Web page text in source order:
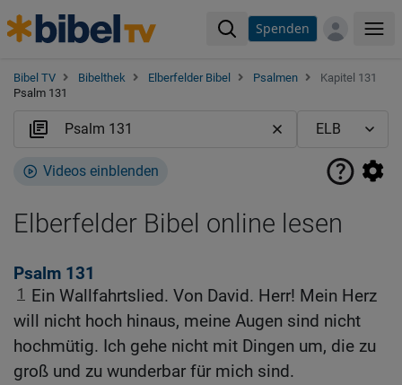
Spenden
Bibel TV Bibelthek Elberfelder Bibel Psalmen
Kapitel 131
Psalm 131
Videos einblenden
Elberfelder Bibel online lesen
Psalm 131
1
Ein Wallfahrtslied. Von David. Herr! Mein Herz
will nicht hoch hinaus, meine Augen sind nicht
hochmütig. Ich gehe nicht mit Dingen um, die zu
groß und zu wunderbar für mich sind.